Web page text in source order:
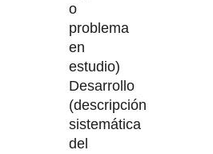
o
problema
en
estudio)
Desarrollo
(descripción
sistemática
del